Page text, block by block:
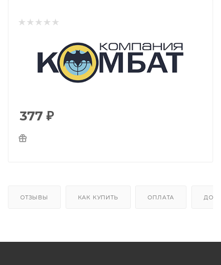
377 ₽
ОТЗЫВЫ КАК КУПИТЬ ОПЛАТА